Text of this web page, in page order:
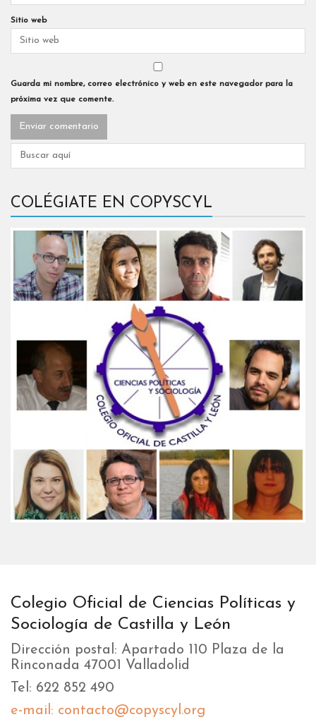
Sitio web
Guarda mi nombre, correo electrónico y web en este navegador para la
próxima vez que comente.
COLÉGIATE EN COPYSCYL
Colegio Oficial de Ciencias Políticas y
Sociología de Castilla y León
Dirección postal: Apartado 110 Plaza de la
Rinconada 47001 Valladolid
Tel: 622 852 490
e-mail: contacto@copyscyl.org